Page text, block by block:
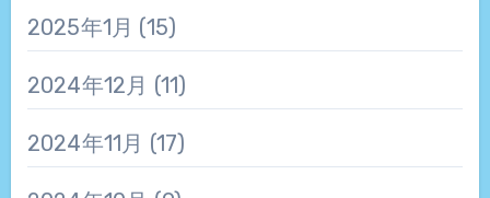
2025年1月 (15)
2024年12月 (11)
2024年11月 (17)